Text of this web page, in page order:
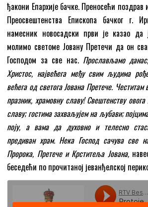
ђакони Епархије бачке. Пренoсећи поздрав
Преосвештенства Епископа бачког г.
намесник новосадски први је казао
молимо светоме Јовану Претечи да он
Господом за све нас. Прослављамо
Христос, највећега међу свим људима
већега од светога Јована Претече.
празник, храмовну славу! Свештенству
славу; гостима захваљујем на љубави;
поју, а вама да духовно и телесно
предиван храм. Нека Господ сачува све
Пророка, Претече и Крститеља Јована,
беседећи по прочитаној јеванђелској